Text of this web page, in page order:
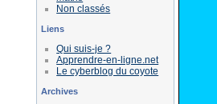
Non classés
Liens
Qui suis-je ?
Apprendre-en-ligne.net
Le cyberblog du coyote
Archives